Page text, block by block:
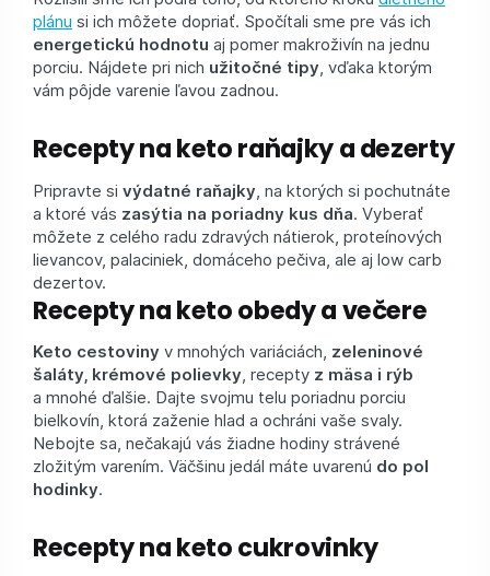
plánu si ich môžete dopriať. Spočítali sme pre vás ich
energetickú hodnotu aj pomer makroživín na jednu
porciu. Nájdete pri nich užitočné tipy, vďaka ktorým
vám pôjde varenie ľavou zadnou.
Recepty na keto raňajky a dezerty
Pripravte si výdatné raňajky , na ktorých si pochutnáte
a ktoré vás zasýtia na poriadny kus dňa. Vyberať
môžete z celého radu zdravých nátierok, proteínových
lievancov, palaciniek, domáceho pečiva, ale aj low carb
dezertov.
Recepty na keto obedy a večere
Keto cestoviny v mnohých variáciách, zeleninové
šaláty, krémové polievky , recepty z mäsa i rýb
a mnohé ďalšie. Dajte svojmu telu poriadnu porciu
bielkovín, ktorá zaženie hlad a ochráni vaše svaly.
Nebojte sa, nečakajú vás žiadne hodiny strávené
zložitým varením. Väčšinu jedál máte uvarenú do pol
hodinky.
Recepty na keto cukrovinky